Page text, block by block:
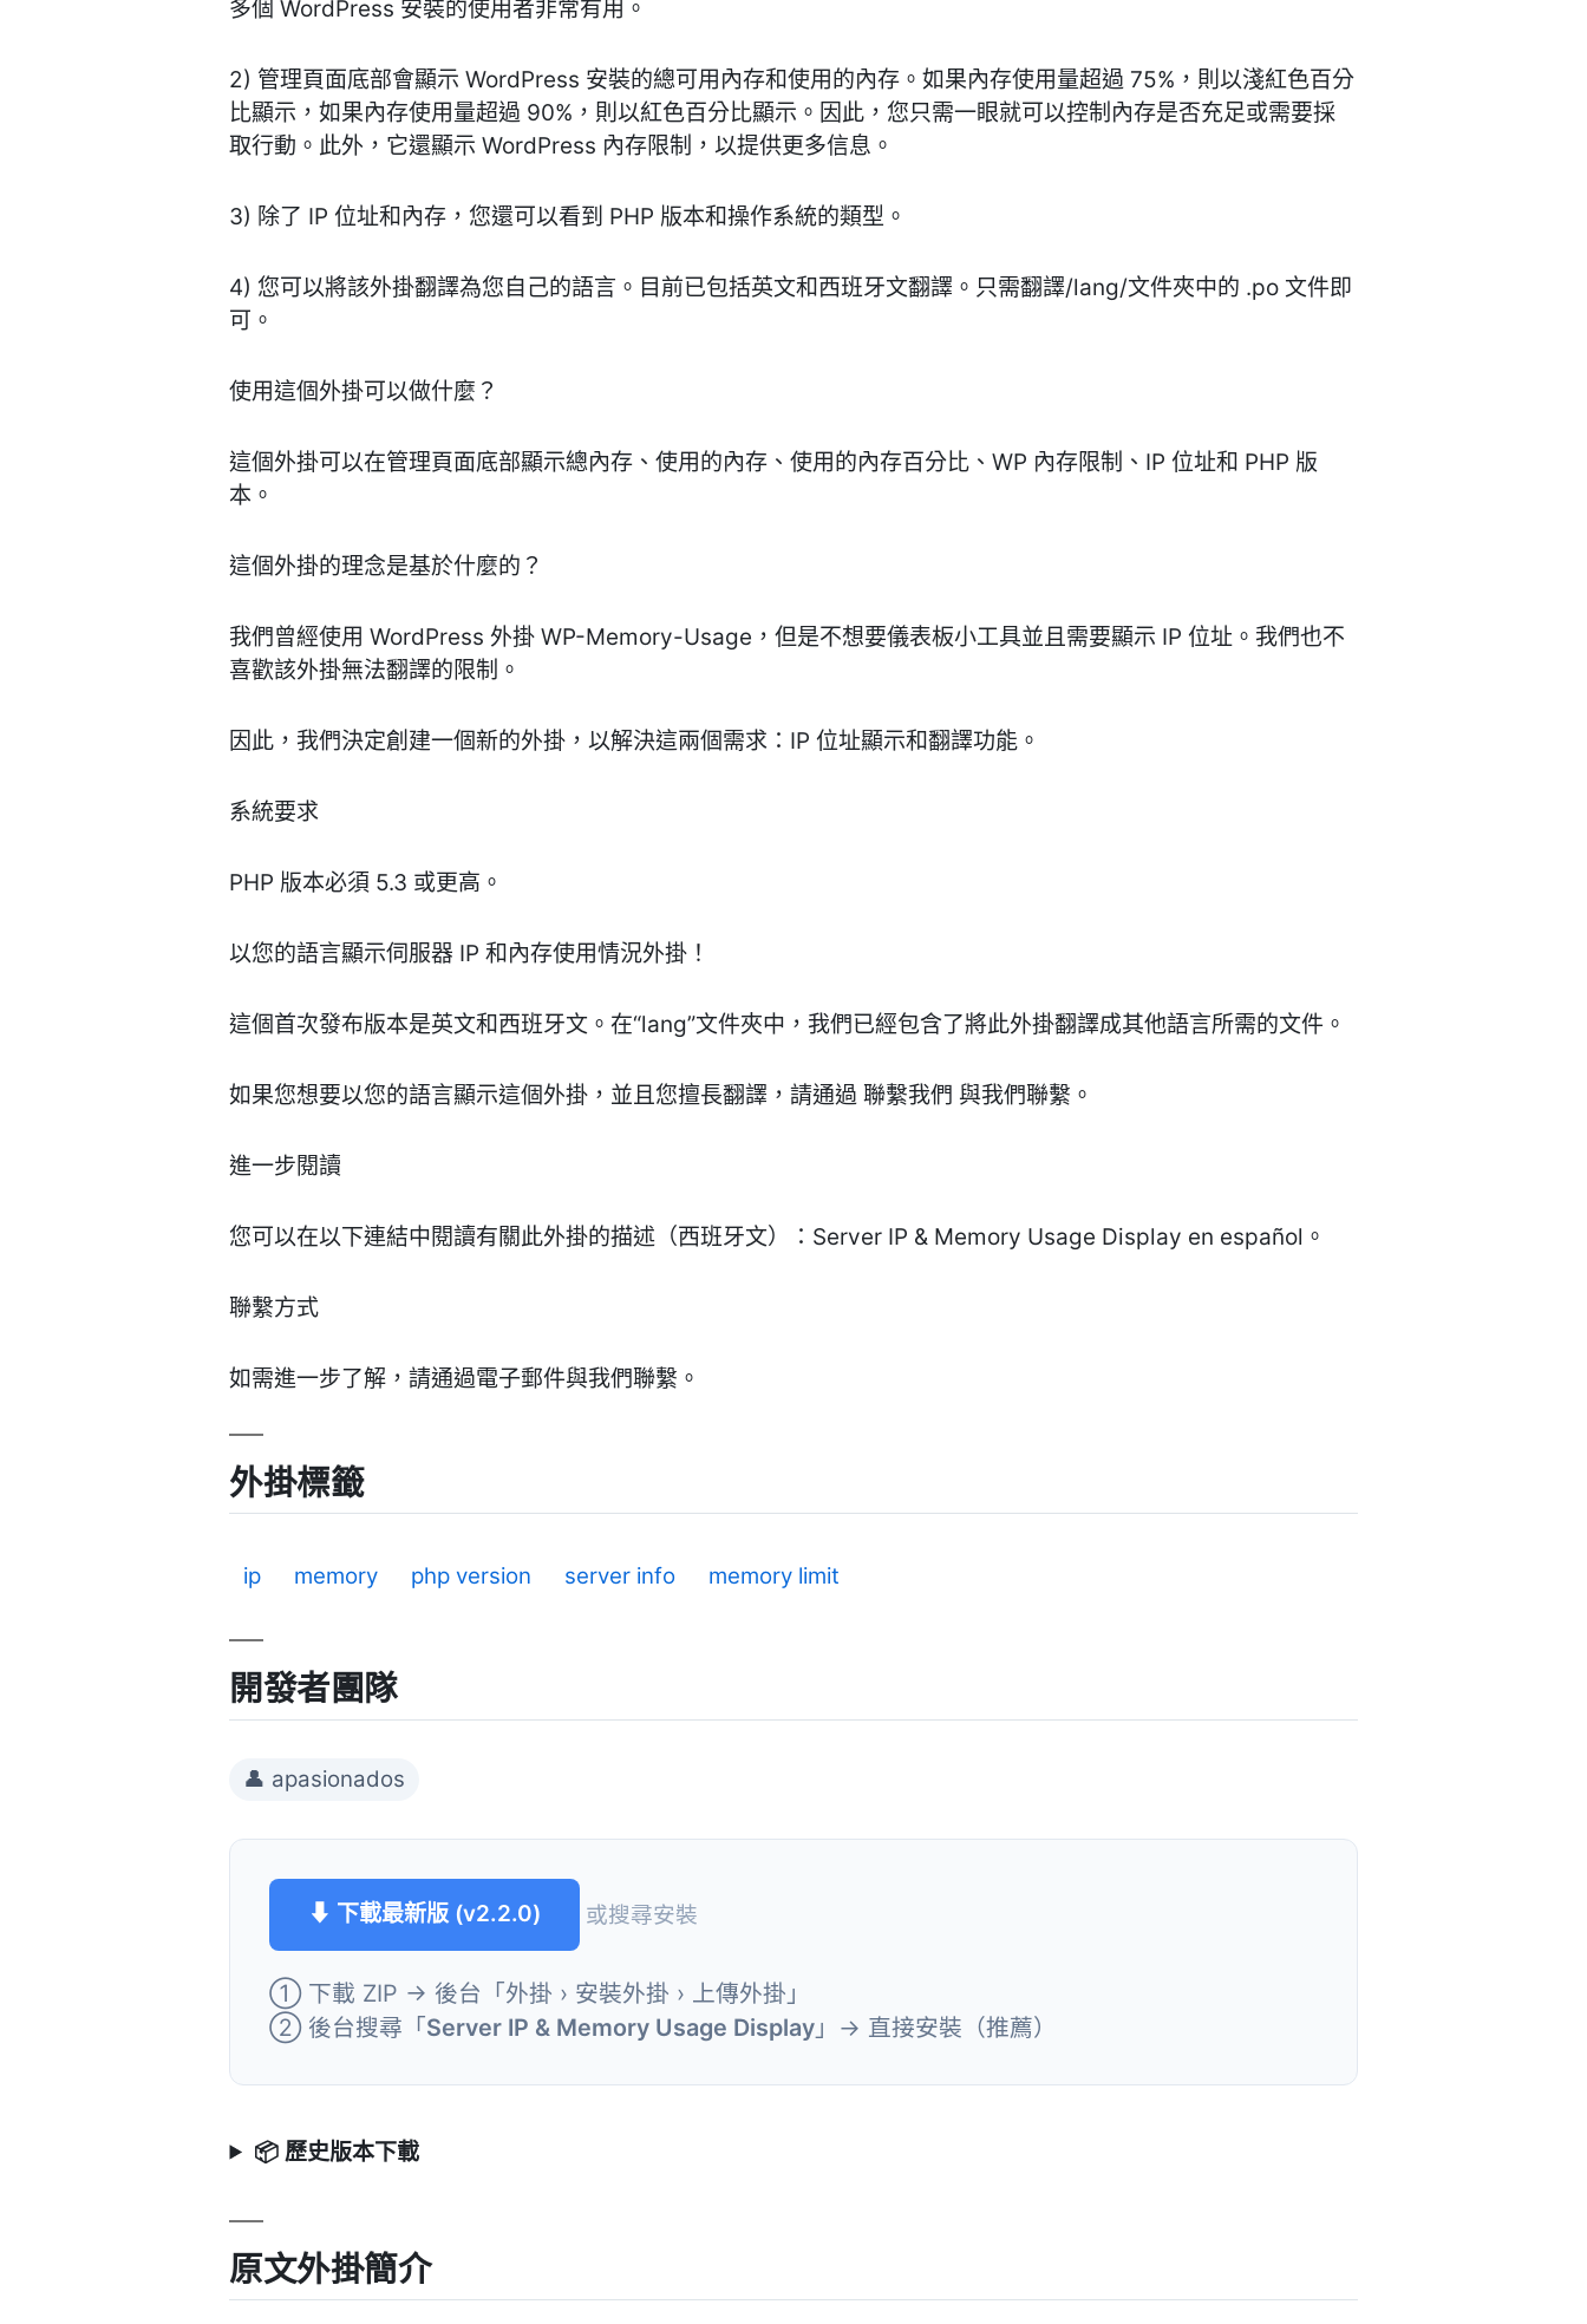
多個 WordPress 安裝的使用者非常有用。
2) 管理頁面底部會顯示 WordPress 安裝的總可用內存和使用的內存。如果內存使用量超過 75%，則以淺紅色百分
比顯示，如果內存使用量超過 90%，則以紅色百分比顯示。因此，您只需一眼就可以控制內存是否充足或需要採
取行動。此外，它還顯示 WordPress 內存限制，以提供更多信息。
3) 除了 IP 位址和內存，您還可以看到 PHP 版本和操作系統的類型。
4) 您可以將該外掛翻譯為您自己的語言。目前已包括英文和西班牙文翻譯。只需翻譯/lang/文件夾中的 .po 文件即
可。
使用這個外掛可以做什麼？
這個外掛可以在管理頁面底部顯示總內存、使用的內存、使用的內存百分比、WP 內存限制、IP 位址和 PHP 版
本。
這個外掛的理念是基於什麼的？
我們曾經使用 WordPress 外掛 WP-Memory-Usage，但是不想要儀表板小工具並且需要顯示 IP 位址。我們也不
喜歡該外掛無法翻譯的限制。
因此，我們決定創建一個新的外掛，以解決這兩個需求：IP 位址顯示和翻譯功能。
系統要求
PHP 版本必須 5.3 或更高。
以您的語言顯示伺服器 IP 和內存使用情況外掛！
這個首次發布版本是英文和西班牙文。在“lang”文件夾中，我們已經包含了將此外掛翻譯成其他語言所需的文件。
如果您想要以您的語言顯示這個外掛，並且您擅長翻譯，請通過 聯繫我們 與我們聯繫。
進一步閱讀
您可以在以下連結中閱讀有關此外掛的描述（西班牙文）：Server IP & Memory Usage Display en español。
聯繫方式
如需進一步了解，請通過電子郵件與我們聯繫。
外掛標籤
ip memory php version server info memory limit
開發者團隊
👤 apasionados
⬇ 下載最新版 (v2.2.0) 或搜尋安裝
① 下載 ZIP → 後台「外掛 › 安裝外掛 › 上傳外掛」
② 後台搜尋「Server IP & Memory Usage Display 」→ 直接安裝（推薦）
📦 歷史版本下載
原文外掛簡介